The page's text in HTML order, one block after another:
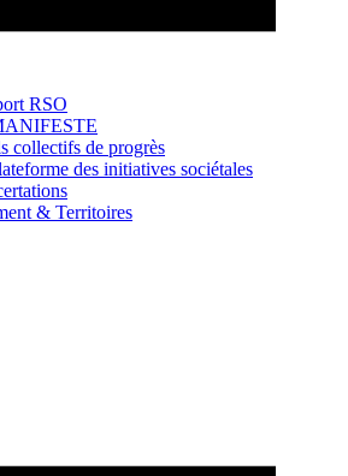
RSO
collectifs de progrès
des initiatives sociétales
& Territoires